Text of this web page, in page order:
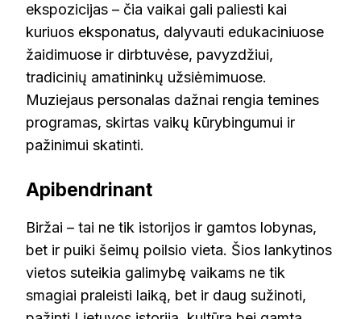
ekspozicijas – čia vaikai gali paliesti kai
kuriuos eksponatus, dalyvauti edukaciniuose
žaidimuose ir dirbtuvėse, pavyzdžiui,
tradicinių amatininkų užsiėmimuose.
Muziejaus personalas dažnai rengia temines
programas, skirtas vaikų kūrybingumui ir
pažinimui skatinti.
Apibendrinant
Biržai – tai ne tik istorijos ir gamtos lobynas,
bet ir puiki šeimų poilsio vieta. Šios lankytinos
vietos suteikia galimybę vaikams ne tik
smagiai praleisti laiką, bet ir daug sužinoti,